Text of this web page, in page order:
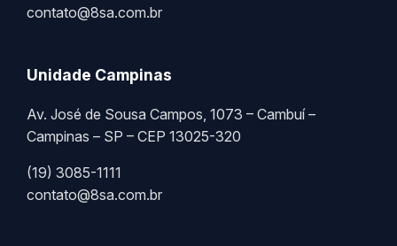
contato@8sa.com.br
Unidade Campinas
Av. José de Sousa Campos, 1073 – Cambuí –
Campinas – SP – CEP 13025-320
(19) 3085-1111
contato@8sa.com.br